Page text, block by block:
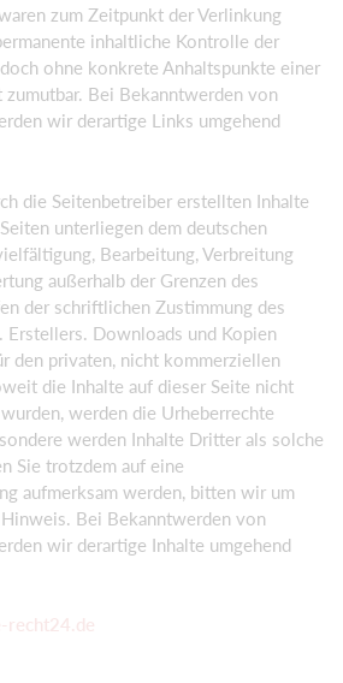
zum Zeitpunkt der Verlinkung
inhaltliche Kontrolle der
ohne konkrete Anhaltspunkte einer
Bei Bekanntwerden von
wir derartige Links umgehend
die Seitenbetreiber erstellten Inhalte
unterliegen dem deutschen
Bearbeitung, Verbreitung
außerhalb der Grenzen des
der schriftlichen Zustimmung des
Downloads und Kopien
den privaten, nicht kommerziellen
die Inhalte auf dieser Seite nicht
werden die Urheberrechte
werden Inhalte Dritter als solche
Sie trotzdem auf eine
aufmerksam werden, bitten wir um
Bei Bekanntwerden von
wir derartige Inhalte umgehend
recht24.de